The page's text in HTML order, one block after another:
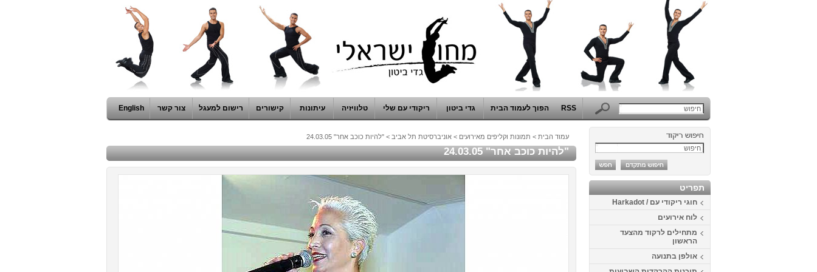
RSS הפוך לעמוד הבית גדי ביטון ריקודי עם שלי טלוויזיה עיתונות קישורים רישום למעגל צור קשר English
תפריט
חוגי ריקודי עם / Harkadot
לוח אירועים
מתחילים לרקוד מהצעד
הראשון
אולפן בתנועה
עמוד הבית > תמונות וקליפים מאירועים > אוניברסיטת תל אביב > "להיות כוכב אחר" 24.03.05
"להיות כוכב אחר" 24.03.05